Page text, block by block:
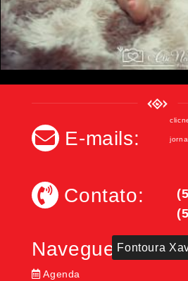
E-mails:
Contato:
Navegue:
Agenda
Fontoura